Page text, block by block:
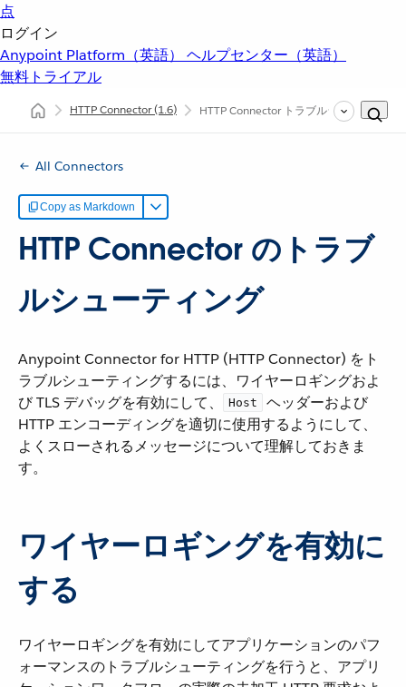
点
ログイン
Anypoint Platform（英語） ヘルプセンター（英語）
無料トライアル
HTTP Connector(1.6) HTTP Connector トラブルシューティン
All Connectors
Copy as Markdown
HTTP Connector のトラブ
ルシューティング
Anypoint Connector for HTTP (HTTP Connector) をト
ラブルシューティングするには、ワイヤーロギングおよ
び TLS デバッグを有効にして、​
Host
​ ヘッダーおよび
HTTP エンコーディングを適切に使用するようにして、
よくスローされるメッセージについて理解しておきま
す。
ワイヤーロギングを有効に
する
ワイヤーロギングを有効にしてアプリケーションのパフ
ォーマンスのトラブルシューティングを行うと、アプリ